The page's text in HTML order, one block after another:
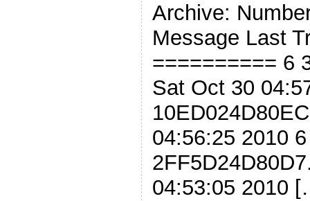
Archive:
Message Last
========== 6
Sat Oct 30
04:56:25 2010 6
04:53:05 2010